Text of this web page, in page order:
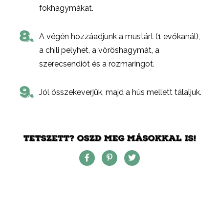
fokhagymákat.
8. A végén hozzáadjunk a mustárt (1 evőkanál),
a chili pelyhet, a vöröshagymát, a
szerecsendiót és a rozmaringot.
9. Jól összekeverjük, majd a hús mellett tálaljuk.
TETSZETT? OSZD MEG MÁSOKKAL IS!